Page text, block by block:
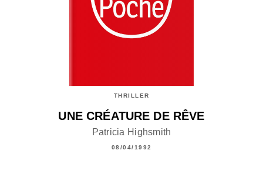
THRILLER
UNE CRÉATURE DE RÊVE
Patricia Highsmith
08/04/1992